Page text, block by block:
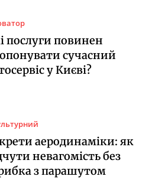
послуги повинен
сучасний
у Києві?
аеродинаміки: як
невагомість без
з парашутом